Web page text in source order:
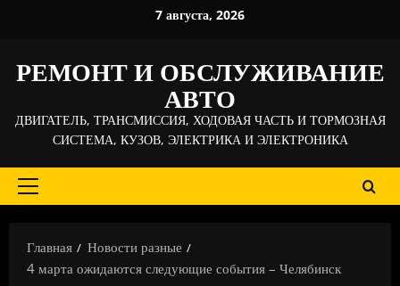
7 августа, 2026
РЕМОНТ И ОБСЛУЖИВАНИЕ
АВТО
ДВИГАТЕЛЬ, ТРАНСМИССИЯ, ХОДОВАЯ ЧАСТЬ И ТОРМОЗНАЯ
СИСТЕМА, КУЗОВ, ЭЛЕКТРИКА И ЭЛЕКТРОНИКА
Основное
Главная
Новости разные
4 марта ожидаются следующие события – Челябинск